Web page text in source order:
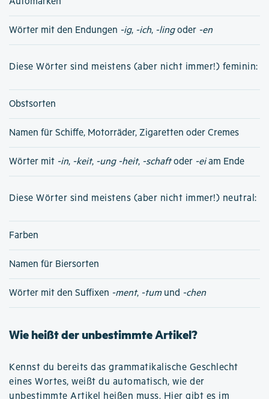
Wörter mit den Endungen -ig, -ich, -lingoder -en
Diese Wörter sind meistens (aber nicht immer!) feminin:
Obstsorten
Namen für Schiffe, Motorräder, Zigaretten oder Cremes
Wörter mit -in, -keit, -ung -heit, -schaftoder -eiam Ende
Diese Wörter sind meistens (aber nicht immer!) neutral:
Farben
Namen für Biersorten
Wörter mit den Suffixen -ment, -tumund -chen
Wie heißt der unbestimmte Artikel?
Kennst du bereits das grammatikalische Geschlecht
eines Wortes, weißt du automatisch, wie der
unbestimmte Artikel heißen muss. Hier gibt es im